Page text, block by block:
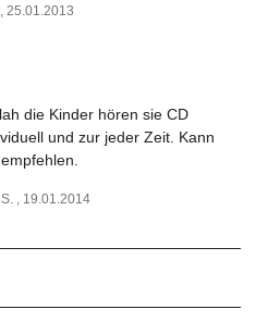
25.01.2013
die Kinder hören sie CD
und zur jeder Zeit. Kann
19.01.2014